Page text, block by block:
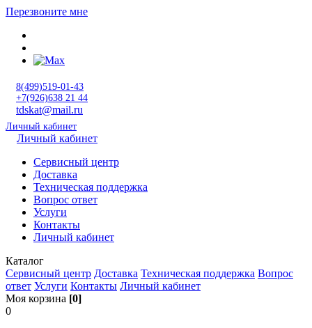
Перезвоните мне
8(499)519-01-43
+7(926)638 21 44
tdskat@mail.ru
Личный кабинет
Личный кабинет
Сервисный центр
Доставка
Техническая поддержка
Вопрос ответ
Услуги
Контакты
Личный кабинет
Каталог
Сервисный центр Доставка Техническая поддержка Вопрос
ответ Услуги Контакты Личный кабинет
Моя корзина [0]
0